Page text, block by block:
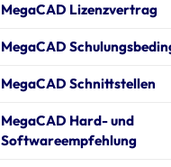
MegaCAD Lizenzvertrag
MegaCAD
MegaCAD Schnittstellen
MegaCAD Hard- und
Softwareempfehlung